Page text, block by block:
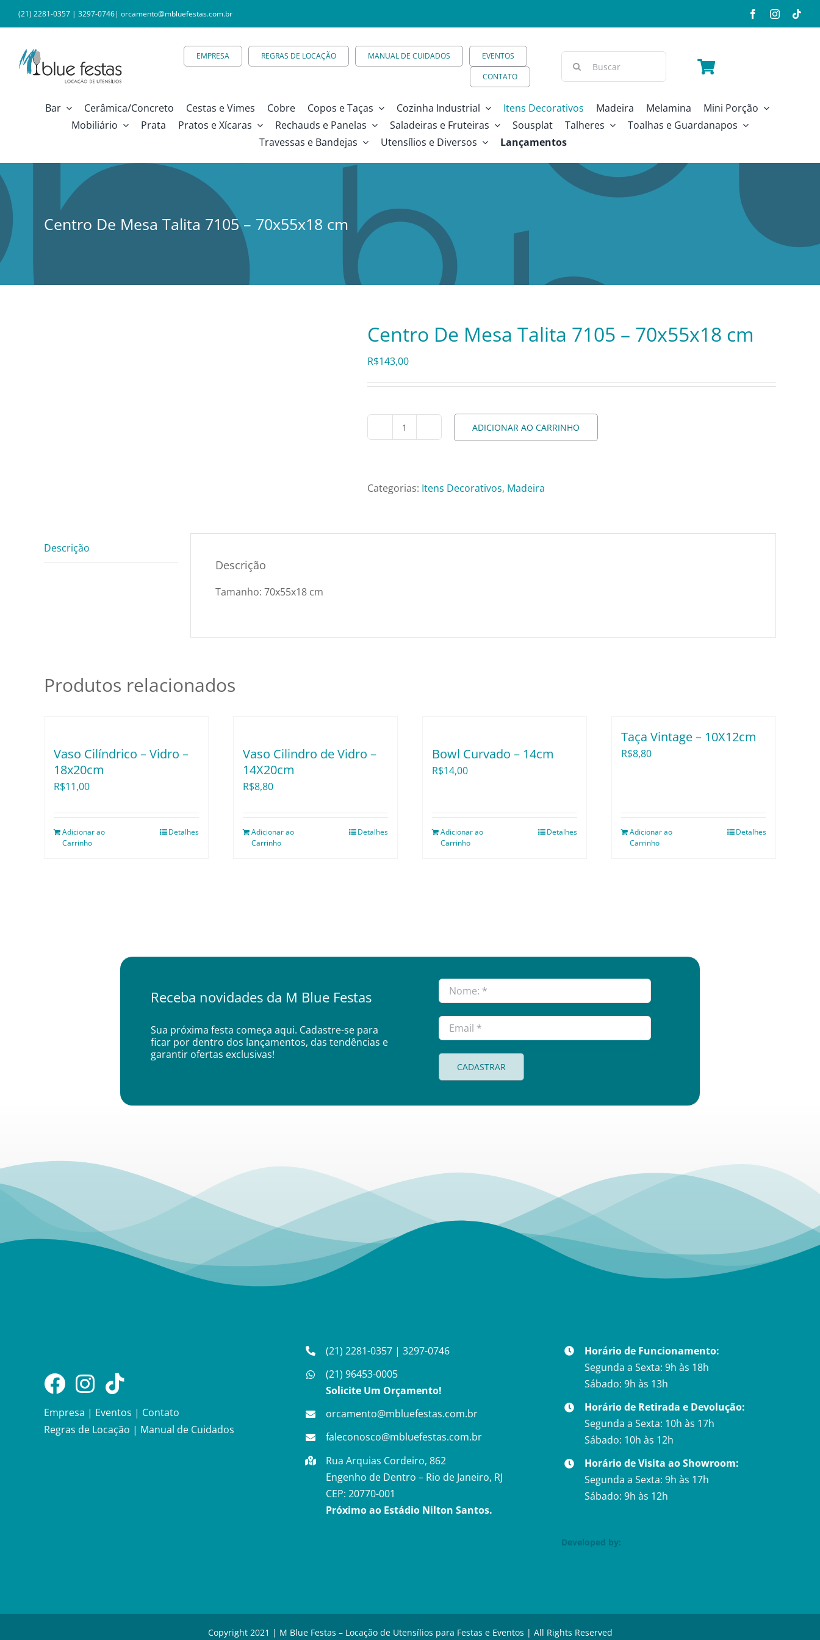
para
conteúdo
(21) 2281-0357| 3297-0746| orcamento@mbluefestas.com.br
EMPRESA REGRAS DE LOCAÇÃO MANUAL DE CUIDADOS
EVENTOS
CONTATO
Bar
Cerâmica/Concreto Cestas e Vimes Cobre Copos e Taças Cozinha Industrial Itens Decorativos Madeira Melamina
Mini Porção
Mobiliário
Prata Pratos e Xícaras Rechauds e Panelas Saladeiras e Fruteiras Sousplat Talheres
Toalhas e Guardanapos
Travessas e Bandejas
Utensílios e Diversos Lançamentos
Centro De Mesa Talita 7105 – 70x55x18 cm
Centro De Mesa Talita 7105 – 70x55x18 cm
R$143,00
Centro
Talita
70x55x18
ADICIONAR AO CARRINHO
Categorias: Itens Decorativos, Madeira
Descrição
Descrição
Tamanho: 70x55x18 cm
Produtos relacionados
Vaso Cilíndrico – Vidro –
18x20cm
R$11,00
Adicionar ao
Carrinho
Detalhes
Vaso Cilindro de Vidro –
14X20cm
R$8,80
Adicionar ao
Carrinho
Detalhes
Bowl Curvado – 14cm
R$14,00
Adicionar ao
Carrinho
Detalhes
Taça Vintage – 10X12cm
R$8,80
Adicionar ao
Carrinho
Detalhes
Receba novidades da M Blue Festas
Sua próxima festa começa aqui. Cadastre-se para
ficar por dentro dos lançamentos, das tendências e
garantir ofertas exclusivas!
CADASTRAR
Empresa | Eventos | Contato
Regras de Locação | Manual de Cuidados
(21) 2281-0357 |3297-0746
(21) 96453-0005
Solicite Um Orçamento!
orcamento@mbluefestas.com.br
faleconosco@mbluefestas.com.br
Rua Arquias Cordeiro, 862
Engenho de Dentro – Rio de Janeiro, RJ
CEP: 20770-001
Próximo ao Estádio Nilton Santos.
Horário de Funcionamento:
Segunda a Sexta: 9h às 18h
Sábado: 9h às 13h
Horário de Retirada e Devolução:
Segunda a Sexta: 10h às 17h
Sábado: 10h às 12h
Horário de Visita ao Showroom:
Segunda a Sexta: 9h às 17h
Sábado: 9h às 12h
Developed by:
Copyright 2021 | M Blue Festas – Locação de Utensílios para Festas e Eventos | All Rights Reserved